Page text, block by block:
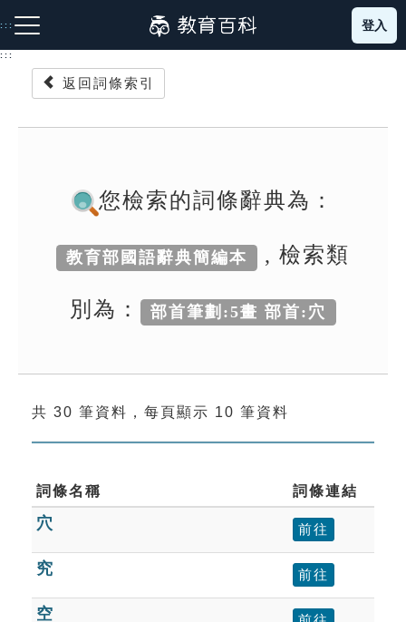
到
主
:::
生字詞彙表
成語故事
索引選單
單字索引
生命大百科索引
遊戲專區
登入
:::
返回詞條索引
您檢索的詞條辭典為：
教育部國語辭典簡編本 , 檢索類
別為： 部首筆劃:5畫 部首:穴
共 30 筆資料，每頁顯示 10 筆資料
詞條名稱 詞條連結
穴 前往
究 前往
空